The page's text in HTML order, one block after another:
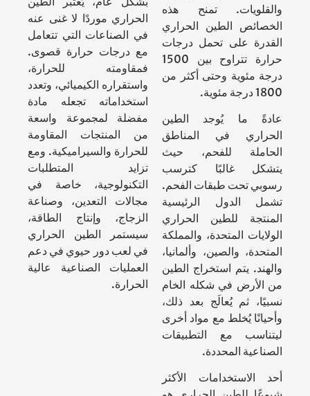
والقلويات. تمنح هذه
الخصائص الطين الحراري
القدرة على تحمل درجات
حرارة تتراوح بين 1500
درجة مئوية وحتى أكثر من
1800 درجة مئوية.
عادةً ما يُوجد الطين
الحراري في المناطق
الحاملة للفحم، حيث
يتشكل غالبًا كترسب
رسوبي تحت طبقات الفحم.
تشمل الدول الرئيسية
المنتجة للطين الحراري
الولايات المتحدة، والمملكة
المتحدة، والصين، وألمانيا،
والهند. يتم استخراج الطين
من الأرض في شكله الخام
نسبيًا، ثم يُعالَج بعد ذلك،
وأحيانًا يُخلط مع مواد أخرى
ليتناسب مع التطبيقات
الصناعية المحددة.
أحد الاستخدامات الأكثر
الحراري موردًا لا غنى عنه
في الصناعات التي تتعامل
مع درجات حرارة قصوى.
فمقاومته للحرارة،
واستقراره الكيميائي، وتعدد
استخداماته تجعله مادة
مفضلة لمجموعة واسعة
من المنتجات المقاومة
للحرارة والسيراميكية. ومع
تزايد المتطلبات
التكنولوجية، خاصة في
مجالات التعدين، وصناعة
الزجاج، وإنتاج الطاقة،
سيستمر الطين الحراري
في لعب دور حيوي في دعم
العمليات الصناعية عالية
الحرارة.